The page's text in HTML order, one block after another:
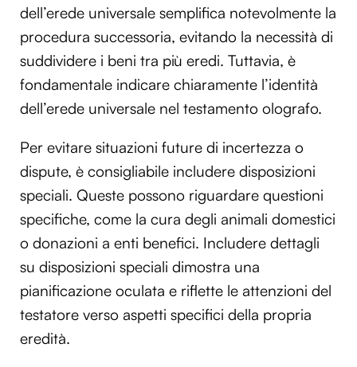
dell’erede universale semplifica notevolmente la
procedura successoria, evitando la necessità di
suddividere i beni tra più eredi. Tuttavia, è
fondamentale indicare chiaramente l’identità
dell’erede universale nel testamento olografo.
Per evitare situazioni future di incertezza o
dispute, è consigliabile includere disposizioni
speciali. Queste possono riguardare questioni
specifiche, come la cura degli animali domestici
o donazioni a enti benefici. Includere dettagli
su disposizioni speciali dimostra una
pianificazione oculata e riflette le attenzioni del
testatore verso aspetti specifici della propria
eredità.